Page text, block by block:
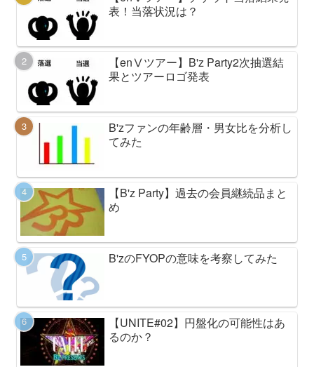
表！当落状況は？
【enⅤツアー】B'z Party2次抽選結
果とツアーロゴ発表
B'zファンの年齢層・男女比を分析し
てみた
【B'z Party】過去の会員継続品まと
め
B'zのFYOPの意味を考察してみた
【UNITE#02】円盤化の可能性はあ
るのか？